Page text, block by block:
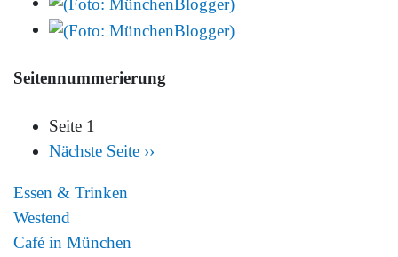
Seitennummerierung
Seite 1
Nächste Seite ››
Essen & Trinken
Westend
Café in München